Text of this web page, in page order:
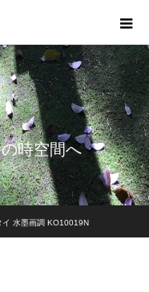
時空間へ
イ 水墨画調 KO10019N